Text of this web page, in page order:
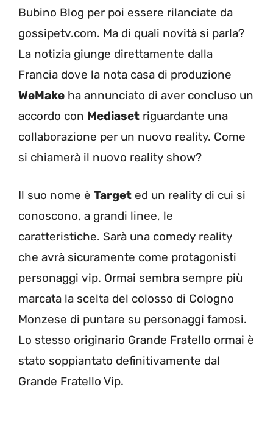
Bubino Blog per poi essere rilanciate da
gossipetv.com. Ma di quali novità si parla?
La notizia giunge direttamente dalla
Francia dove la nota casa di produzione
WeMake ha annunciato di aver concluso un
accordo con Mediaset riguardante una
collaborazione per un nuovo reality. Come
si chiamerà il nuovo reality show?
Il suo nome è Target ed un reality di cui si
conoscono, a grandi linee, le
caratteristiche. Sarà una comedy reality
che avrà sicuramente come protagonisti
personaggi vip. Ormai sembra sempre più
marcata la scelta del colosso di Cologno
Monzese di puntare su personaggi famosi.
Lo stesso originario Grande Fratello ormai è
stato soppiantato definitivamente dal
Grande Fratello Vip.